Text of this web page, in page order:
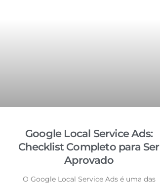
Google Local Service Ads:
Checklist Completo para Ser
Aprovado
O Google Local Service Ads é uma das